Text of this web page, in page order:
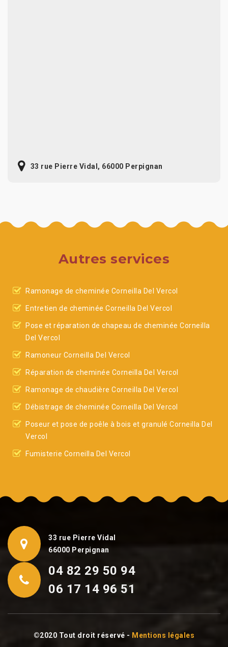
33 rue Pierre Vidal, 66000 Perpignan
Autres services
Ramonage de cheminée Corneilla Del Vercol
Entretien de cheminée Corneilla Del Vercol
Pose et réparation de chapeau de cheminée Corneilla
Del Vercol
Ramoneur Corneilla Del Vercol
Réparation de cheminée Corneilla Del Vercol
Ramonage de chaudière Corneilla Del Vercol
Débistrage de cheminée Corneilla Del Vercol
Poseur et pose de poêle à bois et granulé Corneilla Del
Vercol
Fumisterie Corneilla Del Vercol
33 rue Pierre Vidal
66000 Perpignan
04 82 29 50 94
06 17 14 96 51
©2020 Tout droit réservé - Mentions légales